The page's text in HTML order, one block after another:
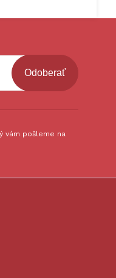
Odoberať
vám pošleme na